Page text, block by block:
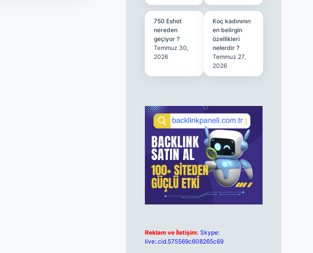
750 Eshot
nereden
geçiyor ?
Temmuz 30,
2026
Koç kadınının
en belirgin
özellikleri
nelerdir ?
Temmuz 27,
2026
Reklam ve İletişim: Skype:
live:.cid.575569c608265c69